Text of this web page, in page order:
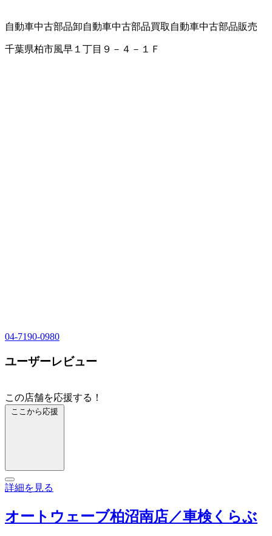
自動車中古部品卸自動車中古部品買取 自動車中古部品販売
千葉県柏市風早１丁目９－４－１Ｆ
04-7190-0980
ユーザーレビュー
この店舗を応援する！
ここから応援
詳細を見る
オートウェーブ柏沼南店／車検くらぶ